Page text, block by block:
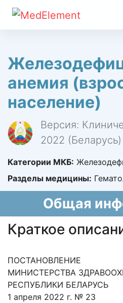
анемия
население)
Версия:
2022 (Беларусь)
Категории МКБ:
Разделы медицины:
Общая
Краткое
ПОСТАНОВЛЕНИЕ
МИНИСТЕРСТВА
РЕСПУБЛИКИ БЕЛАРУСЬ
1 апреля 2022 г. № 23